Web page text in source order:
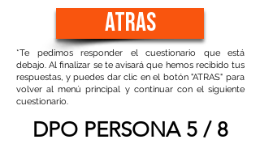
atras
*Te pedimos responder el cuestionario que está
debajo. Al finalizar se te avisará que hemos recibido tus
respuestas, y puedes dar clic en el botón "ATRAS" para
volver al menú principal y continuar con el siguiente
cuestionario.
DPO PERSONA 5 / 8